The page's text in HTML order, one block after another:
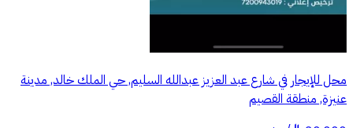
محل للإيجار في شارع عبد العزيز عبدالله السليم, حي الملك خالد, مدينة
عنيزة, منطقة القصيم